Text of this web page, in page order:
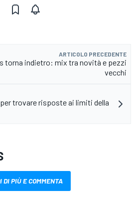
ARTICOLO PRECEDENTE
torna indietro: mix tra novità e pezzi
vecchi
per trovare risposte ai limiti della
DI PIÙ E COMMENTA